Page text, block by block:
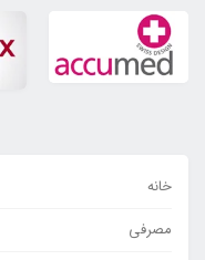
خانه
مصرفی